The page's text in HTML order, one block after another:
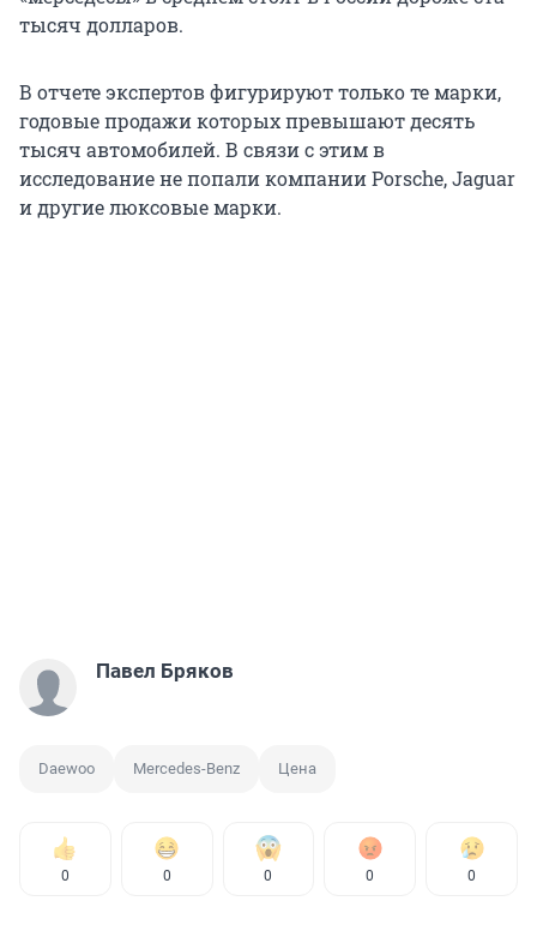
тысяч долларов.
В отчете экспертов фигурируют только те марки,
годовые продажи которых превышают десять
тысяч автомобилей. В связи с этим в
исследование не попали компании Porsche, Jaguar
и другие люксовые марки.
Павел Бряков
Daewoo Mercedes-Benz Цена
0 0 0 0 0